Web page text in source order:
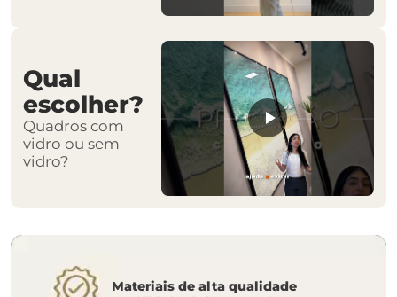
Qual
escolher?
Quadros com
vidro ou sem
vidro?
Materiais de alta qualidade